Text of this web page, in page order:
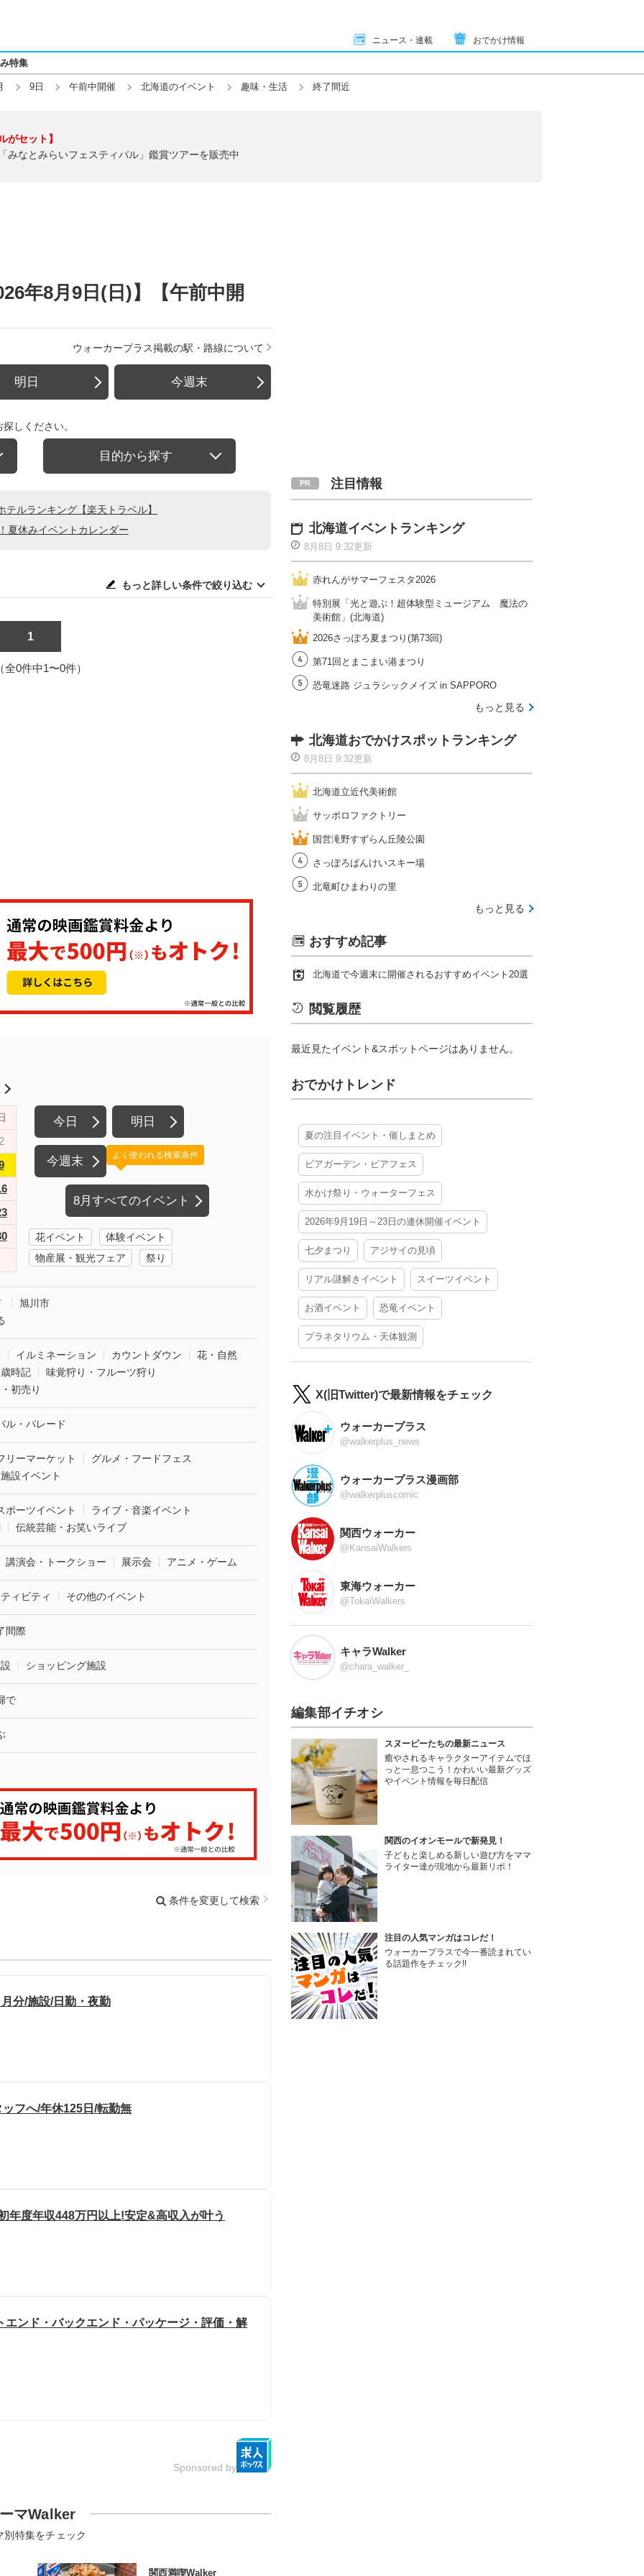
ニュース・連載 おでかけ情報
特集
9日 午前中開催 北海道のイベント 趣味・生活 終了間近
がセット】
みなとみらいフェスティバル」鑑賞ツアーを販売中
年8月9日(日)】【午前中開
ウォーカープラス掲載の駅・路線について
明日 今週末
しください。
目的から探す
ルランキング【楽天トラベル】
夏休みイベントカレンダー
もっと詳しい条件で絞り込む
1
全0件中1〜0件）
今日 明日
今週末
8月すべてのイベント
よく使われる検索条件
花イベント
体験イベント
物産展・観光フェア
祭り
旭川市
イルミネーション カウントダウン
花・自然
時記
味覚狩り・フルーツ狩り
初売り
ル・パレード
リーマーケット
グルメ・フードフェス
設イベント
ポーツイベント
ライブ・音楽イベント
伝統芸能・お笑いライブ
講演会・トークショー 展示会 アニメ・ゲーム
ィビティ その他のイベント
間際
ショッピング施設
で
条件を変更して検索
分/施設/日勤・夜勤
フへ/年休125日/転勤無
年度年収448万円以上!安定&高収入が叶う
ンド・バックエンド・パッケージ・評価・解
Sponsored by
マWalker
別特集をチェック
関西満喫Walker
注目情報
北海道イベントランキング
8月8日 9:32更新
赤れんがサマーフェスタ2026
特別展「光と遊ぶ！超体験型ミュージアム 魔法の
美術館」(北海道)
2026さっぽろ夏まつり(第73回)
第71回とまこまい港まつり
恐竜迷路 ジュラシックメイズ in SAPPORO
もっと見る
北海道おでかけスポットランキング
8月8日 9:32更新
北海道立近代美術館
サッポロファクトリー
国営滝野すずらん丘陵公園
さっぽろばんけいスキー場
北竜町ひまわりの里
もっと見る
おすすめ記事
北海道で今週末に開催されるおすすめイベント20選
閲覧履歴
最近見たイベント&スポットページはありません。
おでかけトレンド
夏の注目イベント・催しまとめ
ビアガーデン・ビアフェス
水かけ祭り・ウォーターフェス
2026年9月19日～23日の連休開催イベント
七夕まつり アジサイの見頃
リアル謎解きイベント スイーツイベント
お酒イベント 恐竜イベント
プラネタリウム・天体観測
X(旧Twitter)で最新情報をチェック
ウォーカープラス
@walkerplus_news
ウォーカープラス漫画部
@walkerpluscomic
関西ウォーカー
@KansaiWalkers
東海ウォーカー
@TokaiWalkers
キャラWalker
@chara_walker_
編集部イチオシ
スヌーピーたちの最新ニュース
癒やされるキャラクターアイテムでほ
っと一息つこう！かわいい最新グッズ
やイベント情報を毎日配信
関西のイオンモールで新発見！
子どもと楽しめる新しい遊び方をママ
ライター達が現地から最新リポ！
注目の人気マンガはコレだ！
ウォーカープラスで今一番読まれてい
る話題作をチェック!!